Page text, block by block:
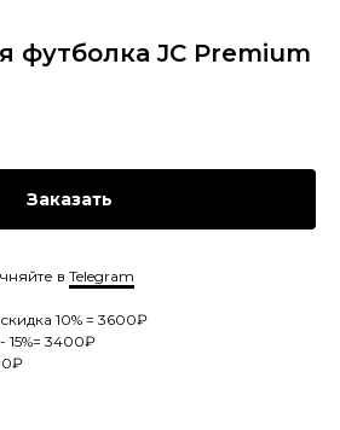
футболка JC Premium
Заказать
в Telegram
10% = 3600₽
3400₽